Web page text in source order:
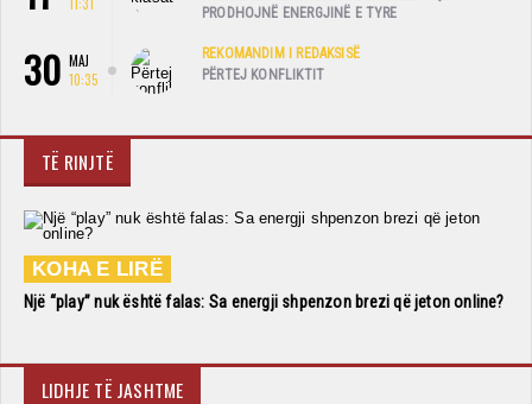
PRODHOJNË ENERGJINË E TYRE
30 MAJ
10:35
REKOMANDIM I REDAKSISË
PËRTEJ KONFLIKTIT
TË RINJTË
KOHA E LIRË
Një “play” nuk është falas: Sa energji shpenzon brezi që jeton online?
LIDHJE TË JASHTME